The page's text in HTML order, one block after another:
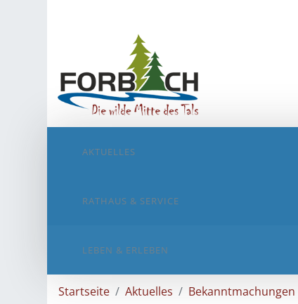
AKTUELLES
RATHAUS & SERVICE
LEBEN & ERLEBEN
Startseite Aktuelles Bekanntmachungen